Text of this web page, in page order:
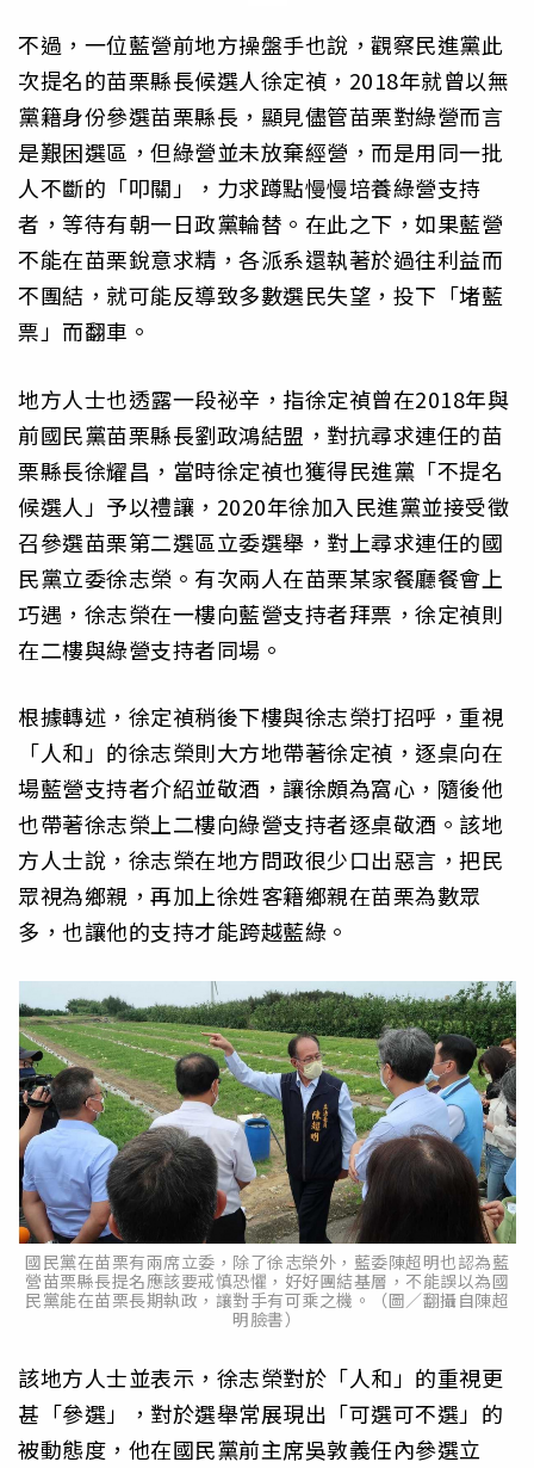
不過，一位藍營前地方操盤手也說，觀察民進黨此
次提名的苗栗縣長候選人徐定禎，2018年就曾以無
黨籍身份參選苗栗縣長，顯見儘管苗栗對綠營而言
是艱困選區，但綠營並未放棄經營，而是用同一批
人不斷的「叩關」，力求蹲點慢慢培養綠營支持
者，等待有朝一日政黨輪替。在此之下，如果藍營
不能在苗栗銳意求精，各派系還執著於過往利益而
不團結，就可能反導致多數選民失望，投下「堵藍
票」而翻車。
地方人士也透露一段祕辛，指徐定禎曾在2018年與
前國民黨苗栗縣長劉政鴻結盟，對抗尋求連任的苗
栗縣長徐耀昌，當時徐定禎也獲得民進黨「不提名
候選人」予以禮讓，2020年徐加入民進黨並接受徵
召參選苗栗第二選區立委選舉，對上尋求連任的國
民黨立委徐志榮。有次兩人在苗栗某家餐廳餐會上
巧遇，徐志榮在一樓向藍營支持者拜票，徐定禎則
在二樓與綠營支持者同場。
根據轉述，徐定禎稍後下樓與徐志榮打招呼，重視
「人和」的徐志榮則大方地帶著徐定禎，逐桌向在
場藍營支持者介紹並敬酒，讓徐頗為窩心，隨後他
也帶著徐志榮上二樓向綠營支持者逐桌敬酒。該地
方人士說，徐志榮在地方問政很少口出惡言，把民
眾視為鄉親，再加上徐姓客籍鄉親在苗栗為數眾
多，也讓他的支持才能跨越藍綠。
國民黨在苗栗有兩席立委，除了徐志榮外，藍委陳超明也認為藍
營苗栗縣長提名應該要戒慎恐懼，好好團結基層，不能誤以為國
民黨能在苗栗長期執政，讓對手有可乘之機。（圖／翻攝自陳超
明臉書）
該地方人士並表示，徐志榮對於「人和」的重視更
甚「參選」，對於選舉常展現出「可選可不選」的
被動態度，他在國民黨前主席吳敦義任內參選立